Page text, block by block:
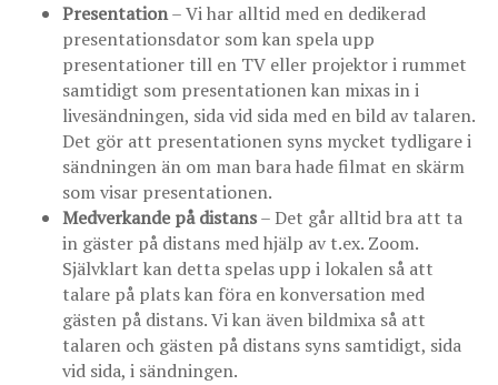
Presentation– Vi har alltid med en dedikerad
presentationsdator som kan spela upp
presentationer till en TV eller projektor i rummet
samtidigt som presentationen kan mixas in i
livesändningen, sida vid sida med en bild av talaren.
Det gör att presentationen syns mycket tydligare i
sändningen än om man bara hade filmat en skärm
som visar presentationen.
Medverkande på distans– Det går alltid bra att ta
in gäster på distans med hjälp av t.ex. Zoom.
Självklart kan detta spelas upp i lokalen så att
talare på plats kan föra en konversation med
gästen på distans. Vi kan även bildmixa så att
talaren och gästen på distans syns samtidigt, sida
vid sida, i sändningen.